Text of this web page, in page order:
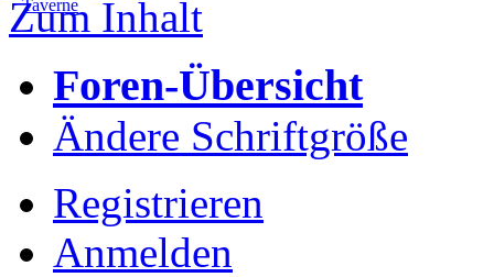
Zum Inhalt
Foren-Übersicht
Ändere Schriftgröße
Registrieren
Anmelden